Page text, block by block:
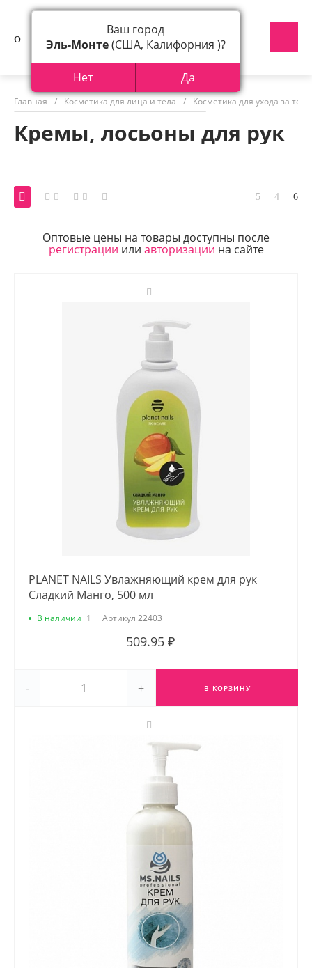
Главная / Косметика для лица и тела / Косметика для ухода за
Кремы, лосьоны для рук
Оптовые цены на товары доступны после
регистрации или авторизации на сайте
PLANET NAILS Увлажняющий крем для рук
Сладкий Манго, 500 мл
В наличии 1 Артикул 22403
509.95 ₽
- + В КОРЗИНУ
Ваш город
Эль-Монте(США, Калифорния )?
Нет Да